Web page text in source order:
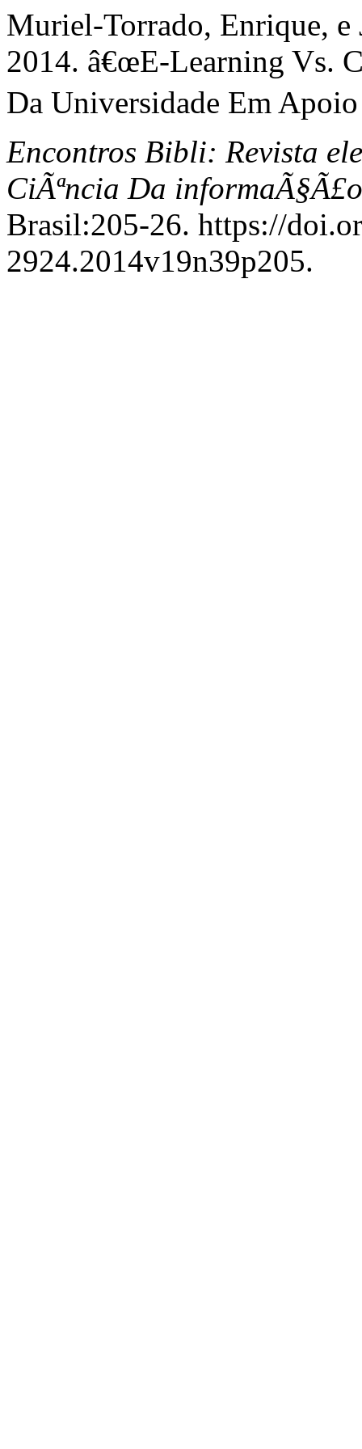
Muriel-Torrado, Enrique, e
2014. â€œE-Learning Vs.
Da Universidade Em
Encontros Bibli: Revista
CiÃªncia Da informaÃ§Ã£o
Brasil:205-26. https://
2924.2014v19n39p205.